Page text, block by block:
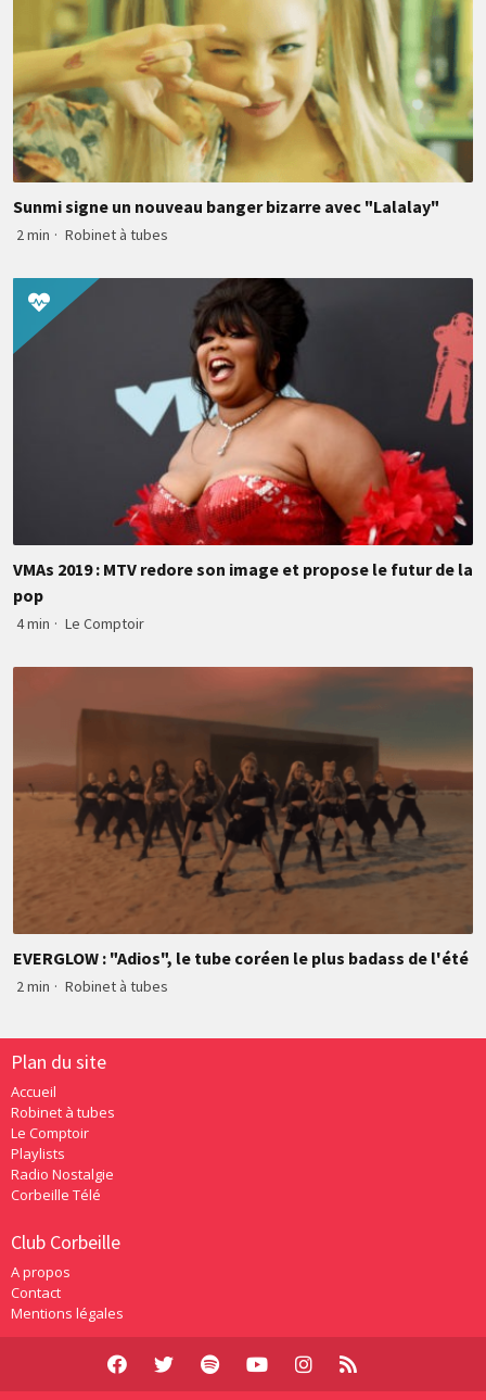
Sunmi signe un nouveau banger bizarre avec "Lalalay"
2 min · Robinet à tubes
VMAs 2019 : MTV redore son image et propose le futur de la
pop
4 min · Le Comptoir
EVERGLOW : "Adios", le tube coréen le plus badass de l'été
2 min · Robinet à tubes
Plan du site
Accueil
Robinet à tubes
Le Comptoir
Playlists
Radio Nostalgie
Corbeille Télé
Club Corbeille
A propos
Contact
Mentions légales